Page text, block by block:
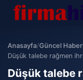
Anasayfa/Güncel
Düşük talebe rağmen
Düşük talebe